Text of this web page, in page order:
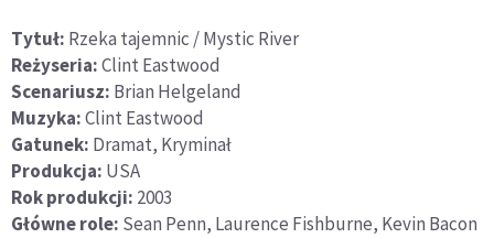
Tytuł: Rzeka tajemnic / Mystic River
Reżyseria:Clint Eastwood
Scenariusz: Brian Helgeland
Muzyka:Clint Eastwood
Gatunek: Dramat, Kryminał
Produkcja: USA
Rok produkcji: 2003
Główne role: Sean Penn, Laurence Fishburne, Kevin Bacon